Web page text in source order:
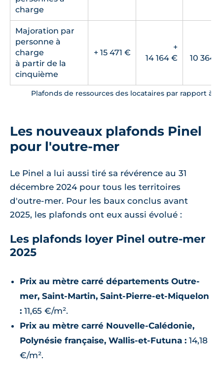
charge
Majoration par
personne à
charge
à partir de la
cinquième
+ 15 471 €
+
14 164 €
10 364
Plafonds de ressources des locataires par rapport à
Les nouveaux plafonds Pinel
pour l'outre-mer
Le Pinel a lui aussi tiré sa révérence au 31
décembre 2024 pour tous les territoires
d'outre-mer. Pour les baux conclus avant
2025, les plafonds ont eux aussi évolué :
Les plafonds loyer Pinel outre-mer
2025
Prix au mètre carré départements Outre-
mer, Saint-Martin, Saint-Pierre-et-Miquelon
: 11,65 €/m².
Prix au mètre carré Nouvelle-Calédonie,
Polynésie française, Wallis-et-Futuna : 14,18
€/m².